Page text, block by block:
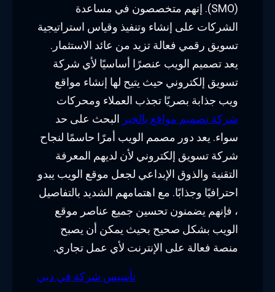
(SMO). إنهم متخصصون في مساعدة
الشركات على إنشاء وتنفيذ وقياس استراتيجية
تسويق رقمي فعالة تزيد من عائد الاستثمار.
يعد تصميم الويب عنصرًا أساسيًا لأي شركة
تسويق إلكتروني حيث يتيح لها إنشاء مواقع
ويب جذابة بصريًا تجذب العملاء ومحركات
شركة تصميم مواقع بالخبر البحث على حد
سواء. يعد دور مصمم الويب أمرًا حاسمًا لنجاح
شركة تسويق إلكتروني لأن لديهم المعرفة
التقنية والذوق الإبداعي لجعل موقع الويب يبدو
احترافيًا وجذابًا. مع اهتمامهم الشديد بالتفاصيل
، فإنهم يضمنون تحسين جميع عناصر موقع
الويب بشكل صحيح بحيث يمكن أن يصبح
منصة فعالة على الإنترنت لأي عمل تجاري.
تأسيس شركة في دبي